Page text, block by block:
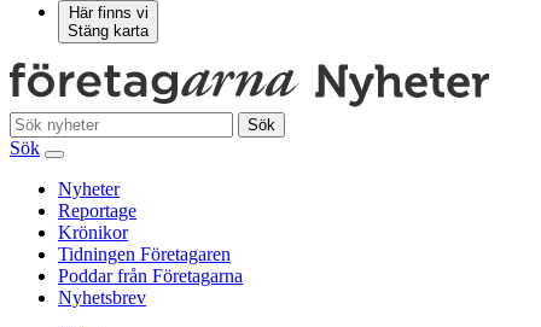
Här finns vi
Stäng karta
Sök
Sök
Nyheter
Reportage
Krönikor
Tidningen Företagaren
Poddar från Företagarna
Nyhetsbrev